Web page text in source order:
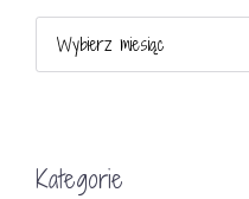
Kategorie